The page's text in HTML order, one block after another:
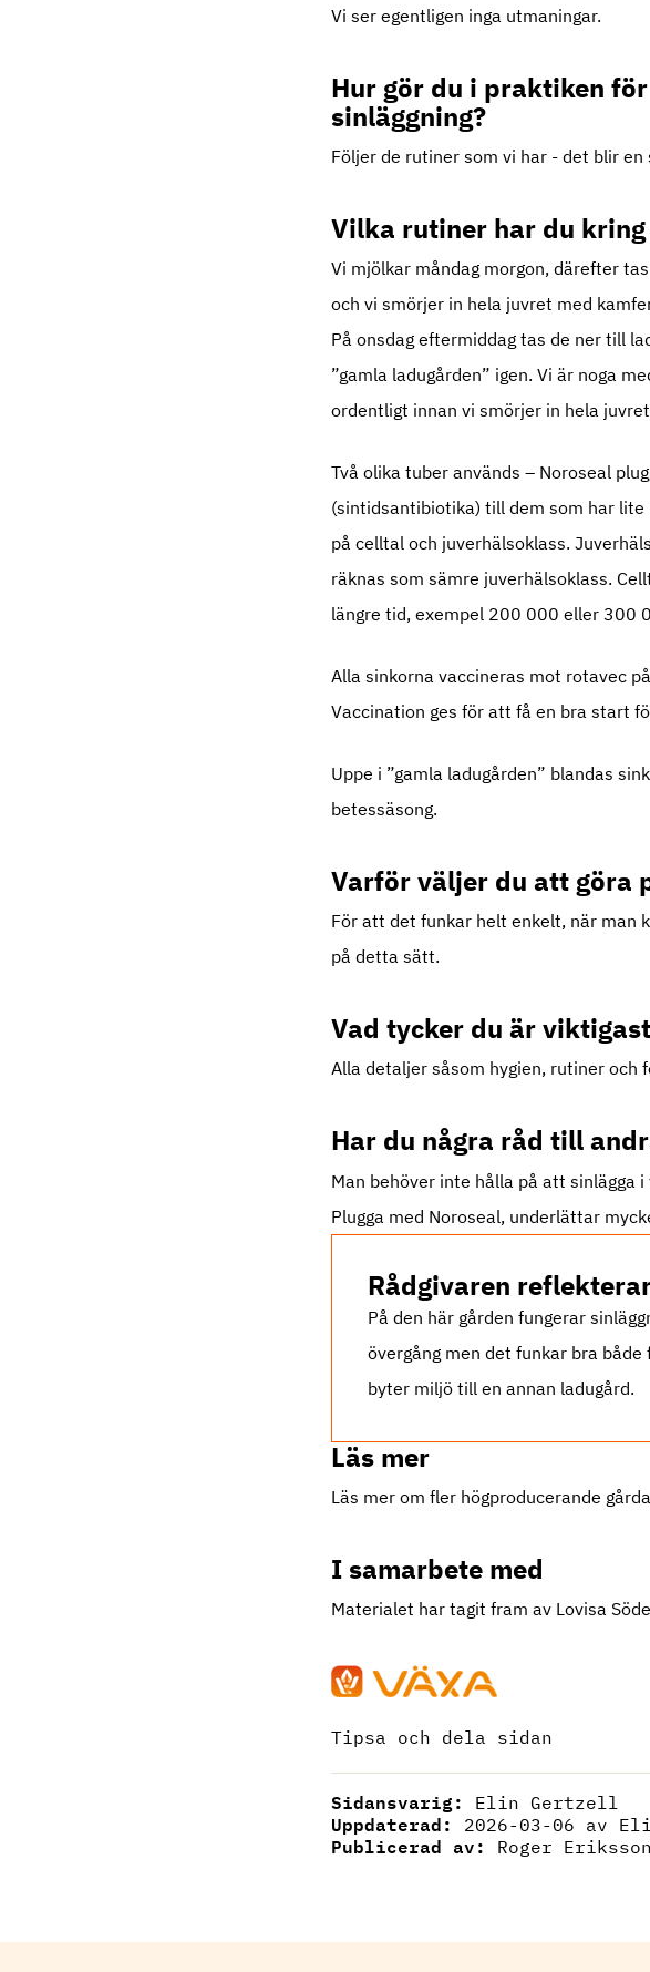
Vi ser egentligen inga utmaningar.
Hur gör du i praktiken
sinläggning?
Följer de rutiner som vi har - det blir
Vilka rutiner har du
Vi mjölkar måndag morgon, därefter
och vi smörjer in hela juvret med
På onsdag eftermiddag tas de ner till
”gamla ladugården” igen. Vi är noga
ordentligt innan vi smörjer in hela
Två olika tuber används – Noroseal
(sintidsantibiotika) till dem som har
på celltal och juverhälsoklass.
räknas som sämre juverhälsoklass.
längre tid, exempel 200 000 eller 300
Alla sinkorna vaccineras mot rotavec
Vaccination ges för att få en bra start
Uppe i ”gamla ladugården” blandas
betessäsong.
Varför väljer du att göra
För att det funkar helt enkelt, när man
på detta sätt.
Vad tycker du är
Alla detaljer såsom hygien, rutiner och
Har du några råd till
Man behöver inte hålla på att sinlägga
Plugga med Noroseal, underlättar
Rådgivaren
På den här gården fungerar
övergång men det funkar bra
byter miljö till en annan ladugård.
Läs mer
Läs mer om fler högproducerande
I samarbete med
Materialet har tagit fram av Lovisa
Tipsa och dela sidan
Sidansvarig: Elin Gertzell
Uppdaterad: 2026-03-06 av
Publicerad av: Roger Eriksson